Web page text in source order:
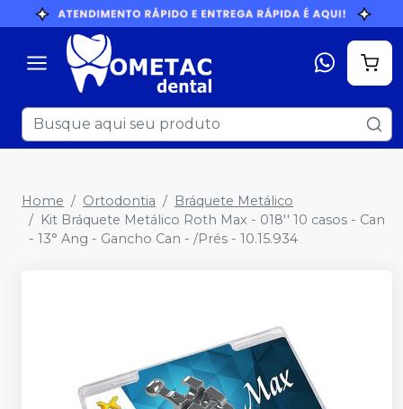
Home Ortodontia
Bráquete Metálico
Kit Bráquete Metálico Roth Max - 018'' 10 casos - Can
- 13° Ang - Gancho Can - /Prés - 10.15.934